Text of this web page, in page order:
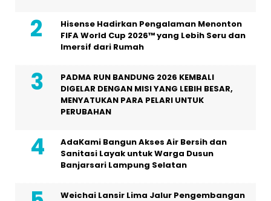
Hisense Hadirkan Pengalaman Menonton
FIFA World Cup 2026™ yang Lebih Seru dan
Imersif dari Rumah
PADMA RUN BANDUNG 2026 KEMBALI
DIGELAR DENGAN MISI YANG LEBIH BESAR,
MENYATUKAN PARA PELARI UNTUK
PERUBAHAN
AdaKami Bangun Akses Air Bersih dan
Sanitasi Layak untuk Warga Dusun
Banjarsari Lampung Selatan
Weichai Lansir Lima Jalur Pengembangan